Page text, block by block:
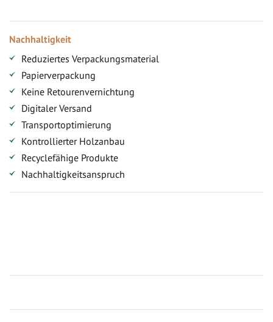
Nachhaltigkeit
Reduziertes Verpackungsmaterial
Papierverpackung
Keine Retourenvernichtung
Digitaler Versand
Transportoptimierung
Kontrollierter Holzanbau
Recyclefähige Produkte
Nachhaltigkeitsanspruch